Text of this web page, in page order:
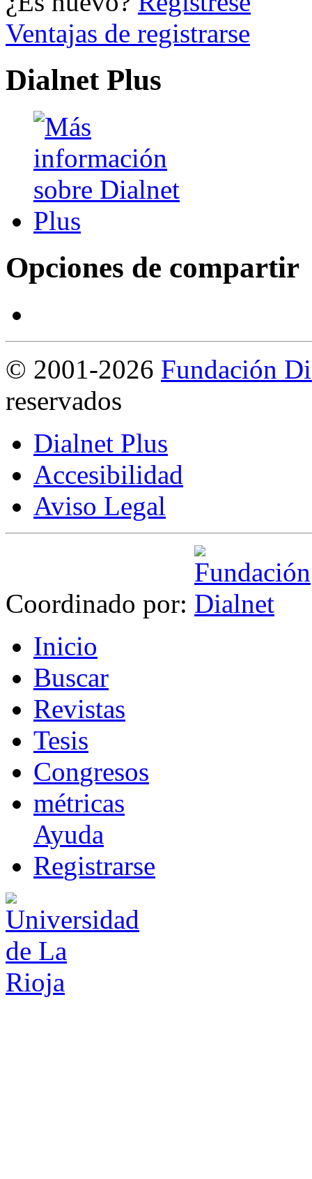
Ventajas de registrarse
Dialnet Plus
Opciones de compartir
© 2001-2026 Fundación
reservados
Dialnet Plus
Accesibilidad
Aviso Legal
Coordinado por:
Inicio
Buscar
Revistas
Tesis
Congresos
métricas
Ayuda
Registrarse